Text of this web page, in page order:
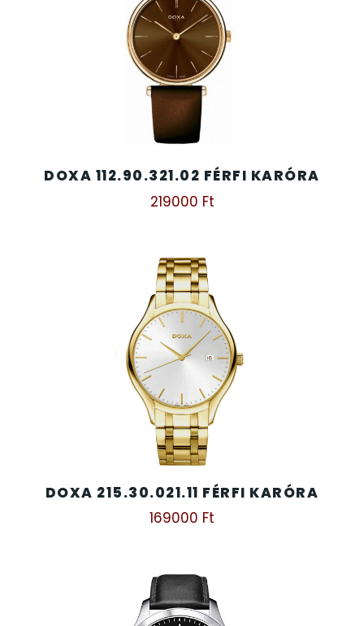
DOXA 112.90.321.02 FÉRFI KARÓRA
219000 Ft
DOXA 215.30.021.11 FÉRFI KARÓRA
169000 Ft
STOPPER
TIMESTAR HÁLÓZATI ÉBRESZTŐÓRÁK
ZSEBKÉS